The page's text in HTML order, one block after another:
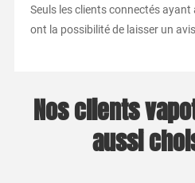
Seuls les clients connectés ayant
ont la possibilité de laisser un
Nos clients
aussi